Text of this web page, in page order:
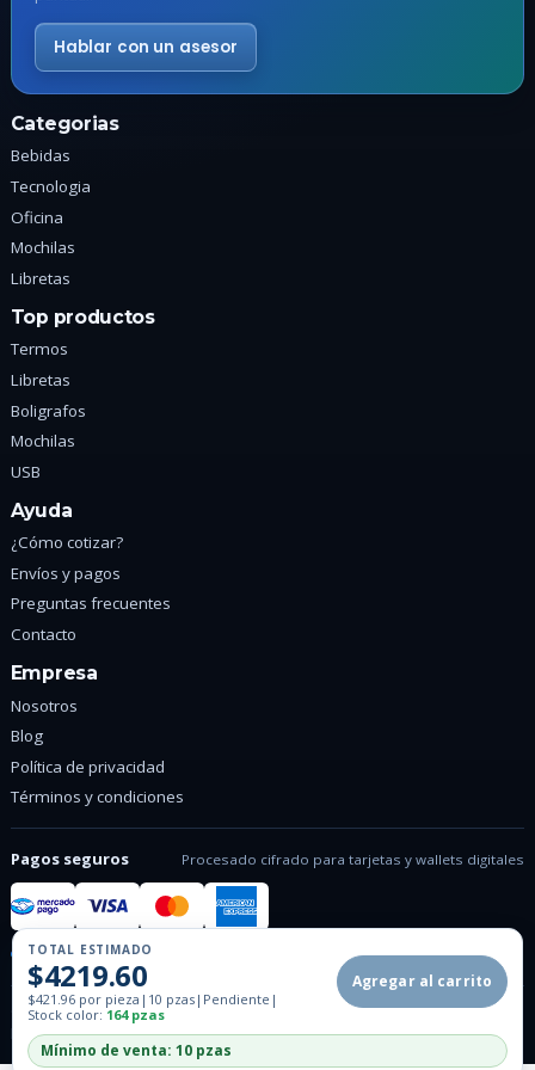
TOTAL ESTIMADO
$4219.60
$421.96 por pieza | 10 pzas | Pendiente |
Stock color: 164 pzas
Agregar al carrito
Mínimo de venta: 10 pzas
página
de
producto
Hablar con un asesor
Categorias
Bebidas
Tecnologia
Oficina
Mochilas
Libretas
Top productos
Termos
Libretas
Boligrafos
Mochilas
USB
Ayuda
¿Cómo cotizar?
Envíos y pagos
Preguntas frecuentes
Contacto
Empresa
Nosotros
Blog
Política de privacidad
Términos y condiciones
Pagos seguros Procesado cifrado para tarjetas y wallets digitales
Conexion SSL cifrada
© 2026 Tienda Promocionales. Todos los derechos reservados.
PrivacidadTerminos